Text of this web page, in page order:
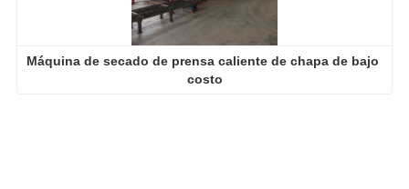
Máquina de secado de prensa caliente de chapa de bajo
costo